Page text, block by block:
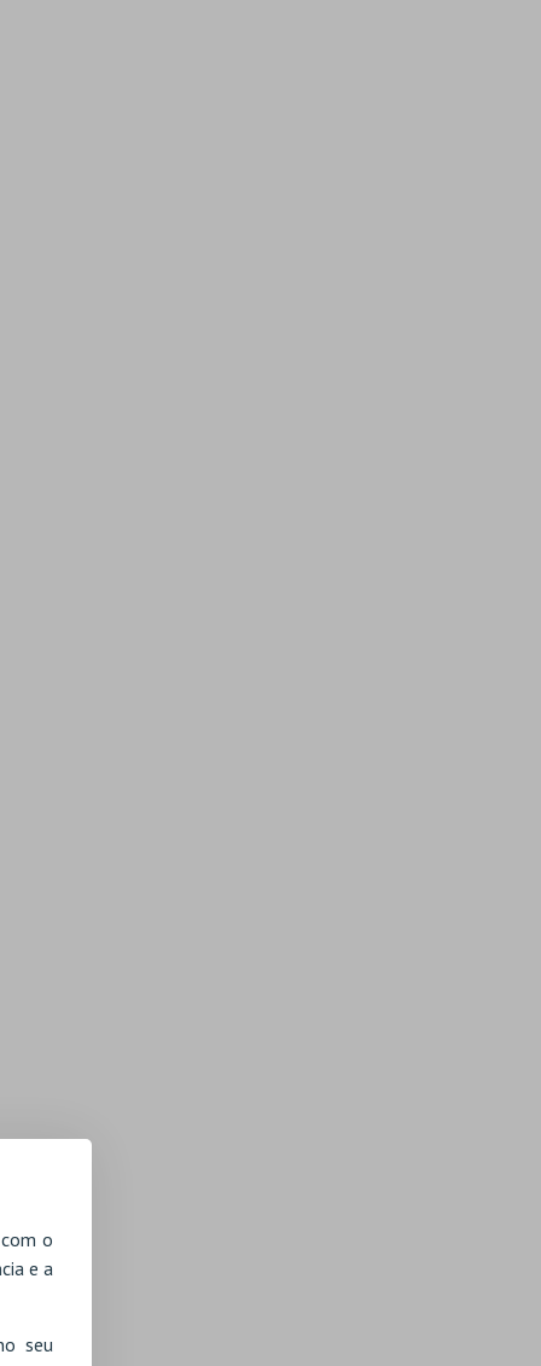
o
e a
seu